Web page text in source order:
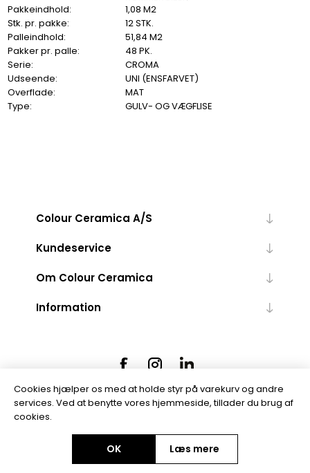
Pakkeindhold:
1,08 M2
Stk. pr. pakke:
12 STK.
Palleindhold:
51,84 M2
Pakker pr. palle:
48 PK.
Serie:
CROMA
Udseende:
UNI (ENSFARVET)
Overflade:
MAT
Type:
GULV- OG VÆGFLISE
Colour Ceramica A/S
Kundeservice
Om Colour Ceramica
Information
Powered bynopCommerce
Copyright © 2026 Colour Ceramica A/S. Alle rettigheder forbeholdt.
Cookies hjælper os med at holde styr på varekurv og andre
services. Ved at benytte vores hjemmeside, tillader du brug af
cookies.
OK Læs mere